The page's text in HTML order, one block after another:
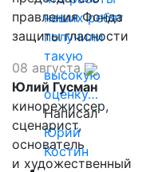
наших ребят
получили
такую
высокую
оценку…
Написал
Юрий
Костин
правления Фонда
защиты гласности
08 августа
Юлий Гусман
кинорежиссер,
сценарист,
основатель
и художественный